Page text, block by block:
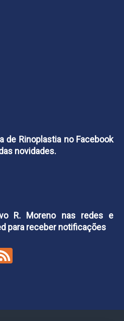
novidades.
para receber notificações
Feed